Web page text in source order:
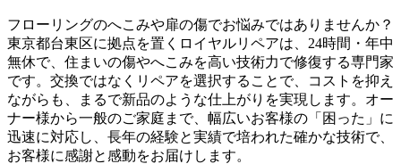
フローリングのへこみや扉の傷でお悩みではありませんか？
東京都台東区に拠点を置くロイヤルリペアは、24時間・年中
無休で、住まいの傷やへこみを高い技術力で修復する専門家
です。交換ではなくリペアを選択することで、コストを抑え
ながらも、まるで新品のような仕上がりを実現します。オー
ナー様から一般のご家庭まで、幅広いお客様の「困った」に
迅速に対応し、長年の経験と実績で培われた確かな技術で、
お客様に感謝と感動をお届けします。